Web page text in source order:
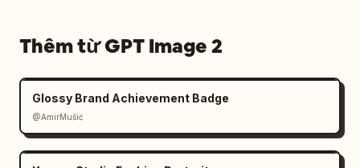
Thêm từ GPT Image 2
Glossy Brand Achievement Badge
@AmirMušić